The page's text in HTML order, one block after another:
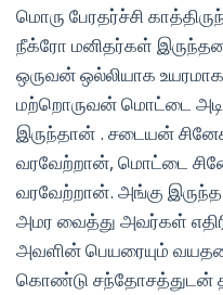
மொரு பேரதர்ச்சி
நீக்ரோ மனிதர்கள்
ஒருவன் ஒல்லியாக
மற்றொருவன் மொட்டை
இருந்தான் . சடையன்
வரவேற்றான், மொட்டை
வரவேற்றான். அங்கு
அமர வைத்து அவர்கள்
அவளின் பெயரையும்
கொண்டு சந்தோசத்துடன்